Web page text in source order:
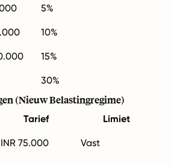
5%
10%
15%
30%
(Nieuw Belastingregime)
Tarief Limiet
INR 75.000 Vast